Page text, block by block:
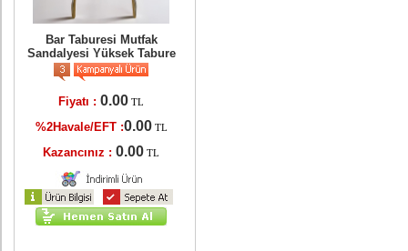
Bar Taburesi Mutfak
Sandalyesi Yüksek Tabure
Fiyatı : 0.00 TL
%2Havale/EFT :0.00 TL
Kazancınız : 0.00 TL